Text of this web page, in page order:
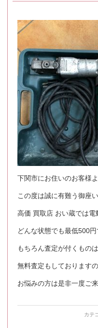
下関市にお住いのお客様
この度は誠に有難う御座い
高価 買取店 おい蔵では
どんな状態でも最低500
もちろん査定が付くもの
無料査定もしております
お悩みの方は是非一度ご
カテ